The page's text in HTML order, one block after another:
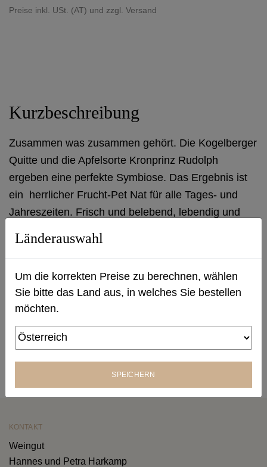
x
Preise inkl. USt. (AT) und zzgl. Versand
Kurzbeschreibung
Zusammen was zusammen gehört. Die Kogelberger
Quitte und die Apfelsorte Kronprinz Rudolph
ergeben eine perfekte Symbiose. Das Ergebnis ist
ein herrlicher Frucht-Pet Nat für alle Tages- und
Jahreszeiten. Frisch und belebend, lebendig und
Produktbeschreibung
Länderauswahl
Um die korrekten Preise zu berechnen, wählen
Sie bitte das Land aus, in welches Sie bestellen
möchten.
SPEICHERN
KONTAKT
Weingut
Hannes und Petra Harkamp